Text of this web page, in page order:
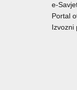
e-
Portal
Izvozni